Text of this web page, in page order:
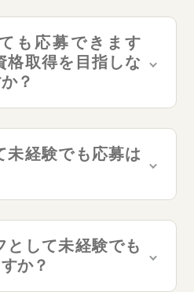
も応募できます
格取得を目指しな
？
未経験でも応募は
として未経験でも
か？